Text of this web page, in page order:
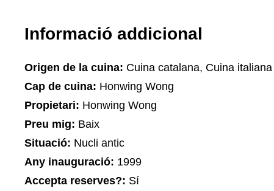
Informació addicional
Origen de la cuina: Cuina catalana, Cuina italiana
Cap de cuina: Honwing Wong
Propietari: Honwing Wong
Preu mig: Baix
Situació: Nucli antic
Any inauguració: 1999
Accepta reserves?: Sí